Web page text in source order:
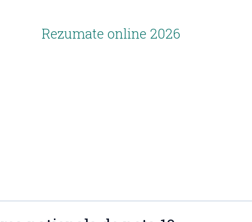
Rezumate online 2026